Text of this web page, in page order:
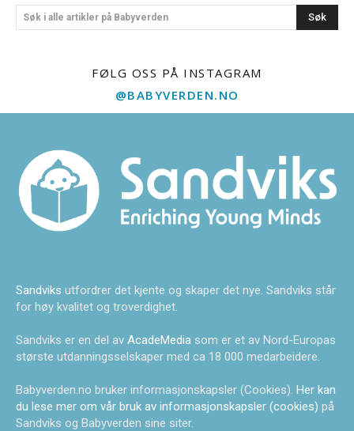
Søk i alle artikler på Babyverden Søk
FØLG OSS PÅ INSTAGRAM
@BABYVERDEN.NO
Sandviks utfordrer det kjente og skaper det nye. Sandviks står
for høy kvalitet og troverdighet.
Sandviks er en del av AcadeMedia som er et av Nord-Europas
største utdanningsselskaper med ca 18 000 medarbeidere.
Babyverden.no bruker informasjonskapsler (Cookies). Her kan
du lese mer om vår bruk av informasjonskapsler (cookies) på
Sandviks og Babyverden sine siter.